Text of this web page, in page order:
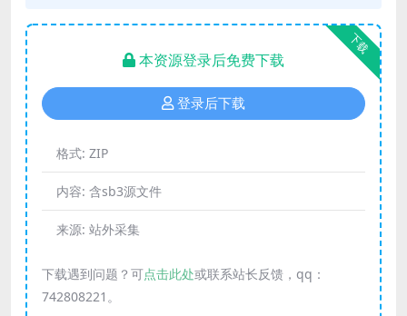
下载
本资源登录后免费下载
登录后下载
格式: ZIP
内容: 含sb3源文件
来源: 站外采集
下载遇到问题？可点击此处或联系站长反馈，qq：
742808221。